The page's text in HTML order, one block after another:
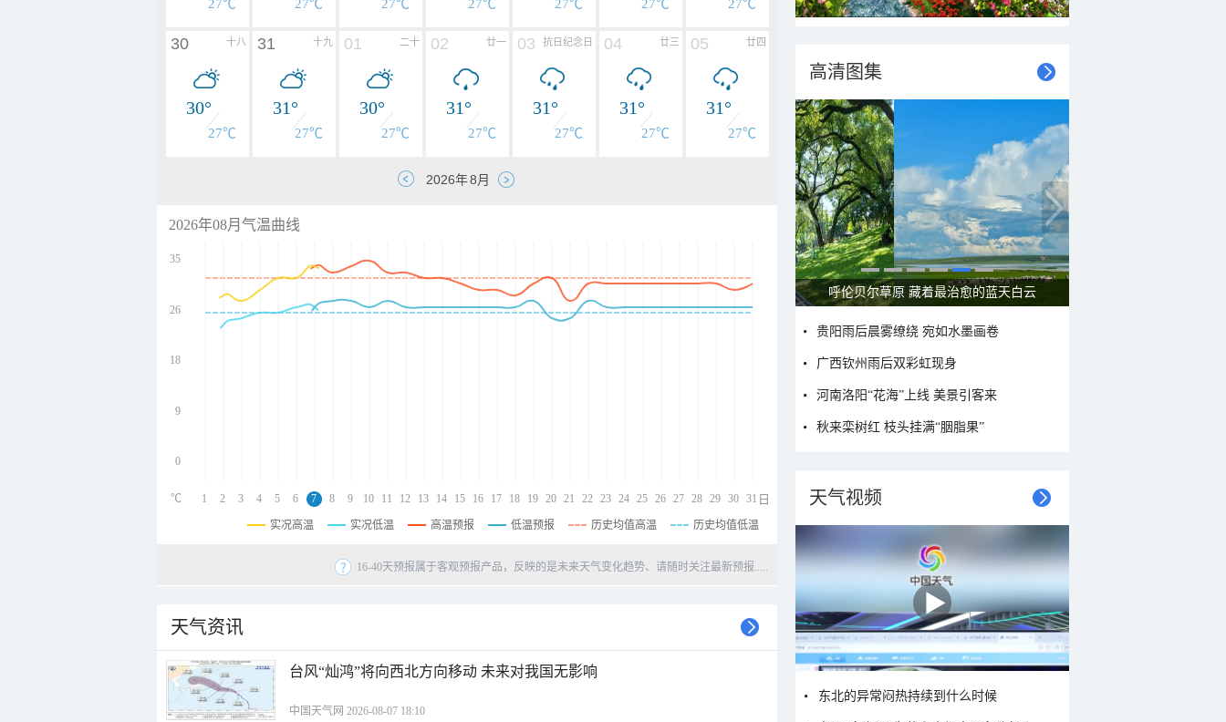
27℃ 27℃ 27℃ 27℃ 27℃ 27℃ 27℃
十八
30
30°
27℃
十九
31
31°
27℃
二十
01
30°
27℃
廿一
02
31°
27℃
抗日纪念日
03
31°
27℃
廿三
04
31°
27℃
廿四
05
31°
27℃
2026年08月气温曲线
35
26
18
9
0
1 2 3 4 5 6 7 8 9 10 11 12 13 14 15 16 17 18 19 20 21 22 23 24 25 26 27 28 29 30 31
℃ 日
实况高温 实况低温 高温预报 低温预报 历史均值高温 历史均值低温
16-40天预报属于客观预报产品，反映的是未来天气变化趋势、请随时关注最新预报.....
天气资讯
台风“灿鸿”将向西北方向移动 未来对我国无影响
中国天气网 2026-08-07 18:10
高清图集
呼伦贝尔草原 藏着最治愈的蓝天白云
贵阳雨后晨雾缭绕 宛如水墨画卷
广西钦州雨后双彩虹现身
河南洛阳“花海”上线 美景引客来
秋来栾树红 枝头挂满“胭脂果”
天气视频
东北的异常闷热持续到什么时候